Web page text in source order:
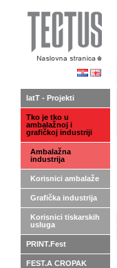
IatT - Projekti
Tko je tko u
ambalažnoj i
grafičkoj industriji
Ambalažna
industrija
Korisnici ambalaže
Grafička industrija
Korisnici tiskarskih
usluga
PRINT.Fest
FEST.A CROPAK